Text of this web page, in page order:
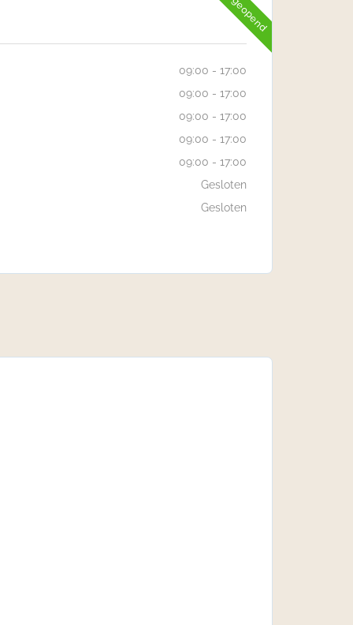
09:00 - 17:00
09:00 - 17:00
09:00 - 17:00
09:00 - 17:00
09:00 - 17:00
Gesloten
Gesloten